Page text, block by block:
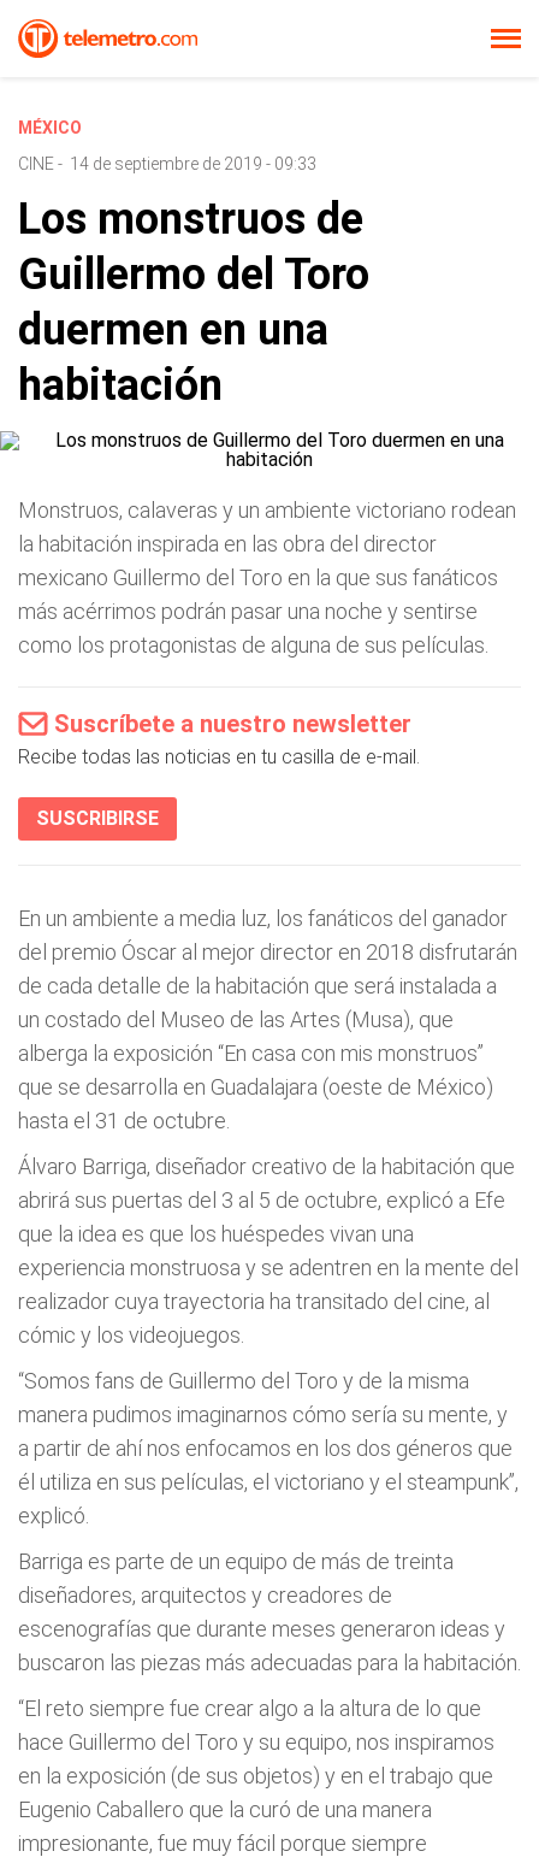
MÉXICO
CINE- 14 de septiembre de 2019 - 09:33
Los monstruos de
Guillermo del Toro
duermen en una
habitación
Monstruos, calaveras y un ambiente victoriano rodean
la habitación inspirada en las obra del director
mexicano Guillermo del Toro en la que sus fanáticos
más acérrimos podrán pasar una noche y sentirse
como los protagonistas de alguna de sus películas.
Suscríbete a nuestro newsletter
Recibe todas las noticias en tu casilla de e-mail.
SUSCRIBIRSE
En un ambiente a media luz, los fanáticos del ganador
del premio Óscar al mejor director en 2018 disfrutarán
de cada detalle de la habitación que será instalada a
un costado del Museo de las Artes (Musa), que
alberga la exposición “En casa con mis monstruos”
que se desarrolla en Guadalajara (oeste de México)
hasta el 31 de octubre.
Álvaro Barriga, diseñador creativo de la habitación que
abrirá sus puertas del 3 al 5 de octubre, explicó a Efe
que la idea es que los huéspedes vivan una
experiencia monstruosa y se adentren en la mente del
realizador cuya trayectoria ha transitado del cine, al
cómic y los videojuegos.
“Somos fans de Guillermo del Toro y de la misma
manera pudimos imaginarnos cómo sería su mente, y
a partir de ahí nos enfocamos en los dos géneros que
él utiliza en sus películas, el victoriano y el steampunk”,
explicó.
Barriga es parte de un equipo de más de treinta
diseñadores, arquitectos y creadores de
escenografías que durante meses generaron ideas y
buscaron las piezas más adecuadas para la habitación.
“El reto siempre fue crear algo a la altura de lo que
hace Guillermo del Toro y su equipo, nos inspiramos
en la exposición (de sus objetos) y en el trabajo que
Eugenio Caballero que la curó de una manera
impresionante, fue muy fácil porque siempre